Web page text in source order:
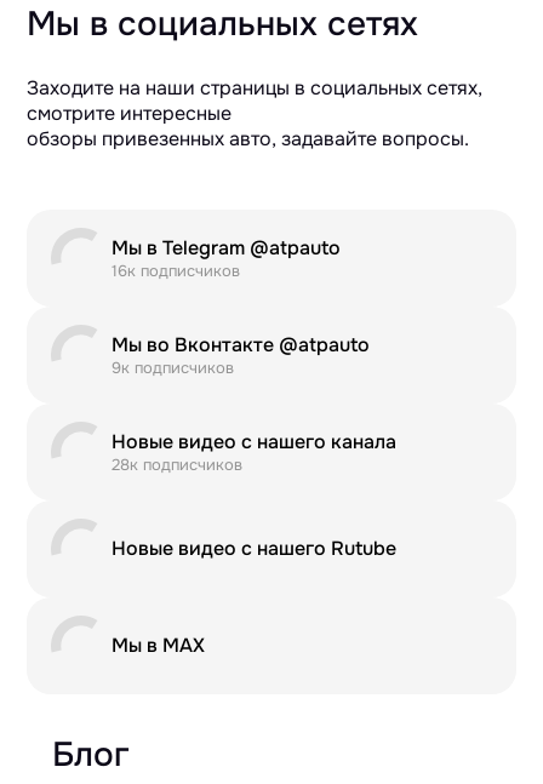
Мы в социальных сетях
Заходите на наши страницы в социальных сетях,
смотрите интересные
обзоры привезенных авто, задавайте вопросы.
Мы в Telegram @atpauto
16к подписчиков
Мы во Вконтакте @atpauto
9к подписчиков
Новые видео с нашего канала
28к подписчиков
Новые видео с нашего Rutube
Мы в MAX
Блог